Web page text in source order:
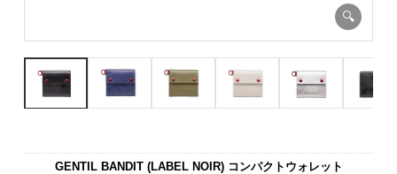
GENTIL BANDIT (LABEL NOIR) コンパクトウォレット